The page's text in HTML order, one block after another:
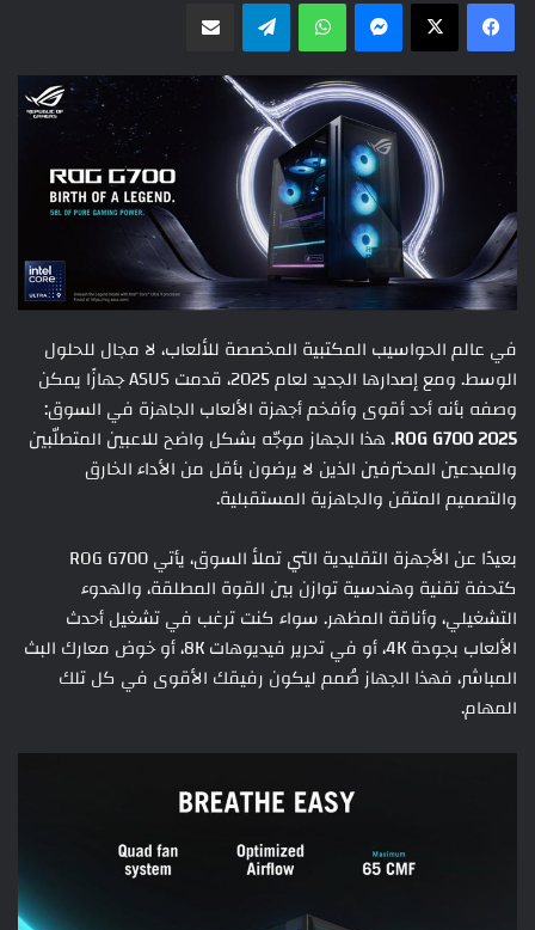
في عالم الحواسيب المكتبية المخصصة للألعاب، لا مجال للحلول
الوسط. ومع إصدارها الجديد لعام 2025، قدمت ASUS جهازًا يمكن
وصفه بأنه أحد أقوى وأفخم أجهزة الألعاب الجاهزة في السوق:
ROG G700 2025. هذا الجهاز موجّه بشكل واضح للاعبين المتطلّبين
والمبدعين المحترفين الذين لا يرضون بأقل من الأداء الخارق
والتصميم المتقن والجاهزية المستقبلية.
بعيدًا عن الأجهزة التقليدية التي تملأ السوق، يأتي ROG G700
كتحفة تقنية وهندسية توازن بين القوة المطلقة، والهدوء
التشغيلي، وأناقة المظهر. سواء كنت ترغب في تشغيل أحدث
الألعاب بجودة 4K، أو في تحرير فيديوهات 8K، أو خوض معارك البث
المباشر، فهذا الجهاز صُمم ليكون رفيقك الأقوى في كل تلك
المهام.